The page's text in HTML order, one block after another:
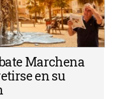
Marchena
en su